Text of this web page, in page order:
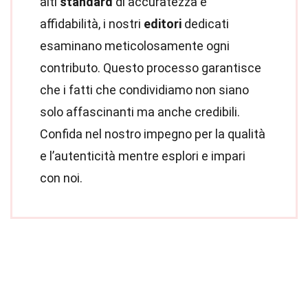
affidabilità, i nostri editori dedicati
esaminano meticolosamente ogni
contributo. Questo processo garantisce
che i fatti che condividiamo non siano
solo affascinanti ma anche credibili.
Confida nel nostro impegno per la qualità
e l’autenticità mentre esplori e impari
con noi.